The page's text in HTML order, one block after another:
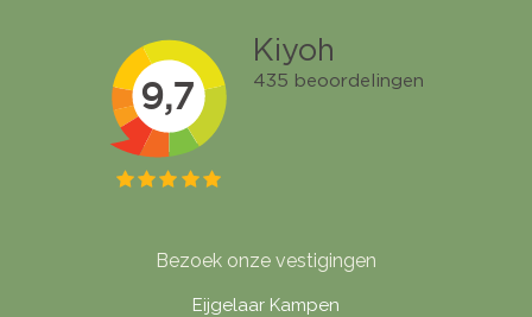
Bezoek onze vestigingen
Eijgelaar Kampen